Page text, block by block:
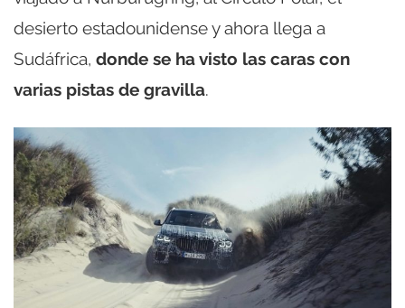
desierto estadounidense y ahora llega a
Sudáfrica, donde se ha visto las caras con
varias pistas de gravilla.